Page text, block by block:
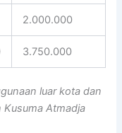
2.000.000
3.750.000
luar kota dan
Atmadja